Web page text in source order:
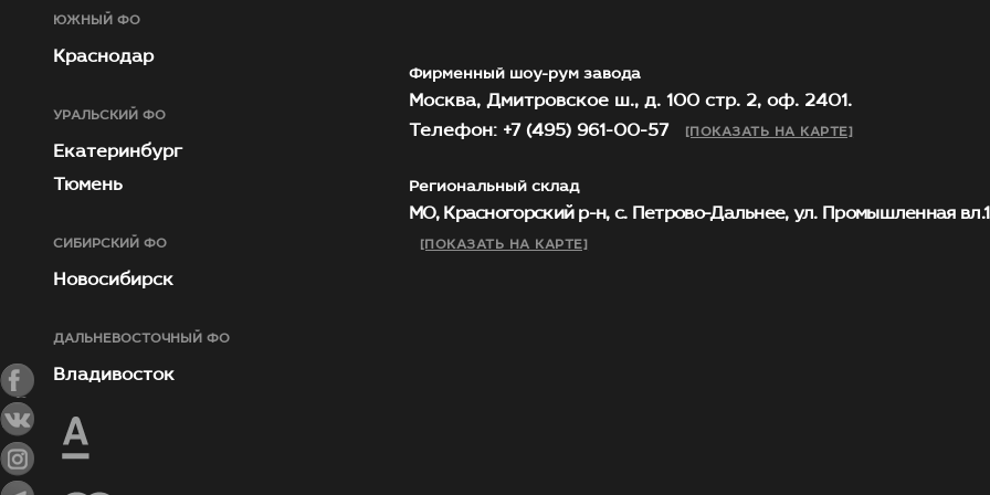
ЮЖНЫЙ ФО
Краснодар
УРАЛЬСКИЙ ФО
Екатеринбург
Тюмень
СИБИРСКИЙ ФО
Новосибирск
ДАЛЬНЕВОСТОЧНЫЙ ФО
Владивосток
Фирменный шоу-рум завода
Москва, Дмитровское ш., д. 100 стр. 2, оф. 2401.
Телефон: +7 (495) 961-00-57
[ПОКАЗАТЬ НА КАРТЕ]
Региональный склад
МО, Красногорский р-н, с. Петрово-Дальнее, ул. Промышленная
[ПОКАЗАТЬ НА КАРТЕ]